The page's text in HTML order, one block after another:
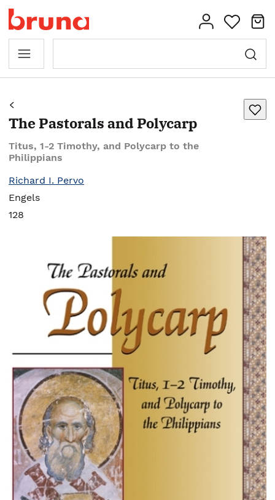
The Pastorals and Polycarp
Titus, 1-2 Timothy, and Polycarp to the
Philippians
Richard I. Pervo
Engels
128